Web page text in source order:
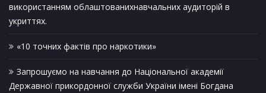
використанням облаштованихнавчальних аудиторій в
укриттях.
«10 точних фактів про наркотики»
Запрошуємо на навчання до Національної академії
Державної прикордонної служби України імені Богдана